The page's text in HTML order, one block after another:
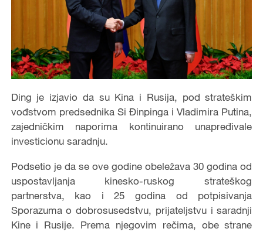
Ding je izjavio da su Kina i Rusija, pod strateškim
vođstvom predsednika Si Đinpinga i Vladimira Putina,
zajedničkim naporima kontinuirano unapređivale
investicionu saradnju.
Podsetio je da se ove godine obeležava 30 godina od
uspostavljanja kinesko-ruskog strateškog
partnerstva, kao i 25 godina od potpisivanja
Sporazuma o dobrosusedstvu, prijateljstvu i saradnji
Kine i Rusije. Prema njegovim rečima, obe strane